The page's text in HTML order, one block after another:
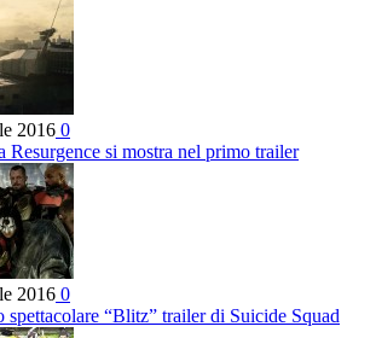
2016 0
Resurgence si mostra nel primo trailer
2016 0
spettacolare “Blitz” trailer di Suicide Squad